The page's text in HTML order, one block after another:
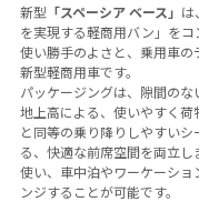
新型 「スペーシア ベース」 は
を実現する軽商用バン」をコ
使い勝手のよさと、乗用車
新型軽商用車です。
パッケージングは、隙間の
地上高による、使いやすく
と同等の乗り降りしやすい
る、快適な前席空間を両立
使い、車中泊やワーケーシ
ンジすることが可能です。